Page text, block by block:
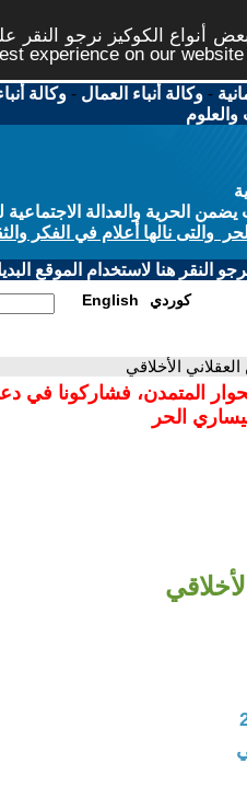
أنواع الكوكيز نرجو النقر
experience on our website
-وكالة أنباء العمال -وكالة
والعلوم
الحرية والعدالة الاجتماعية
والتى نالها أعلام في الفكر
النقر هنا لاستخدام الموقع
English كوردي
العقلاني الأخلاقي
المتمدن، فشاركونا في
الحر